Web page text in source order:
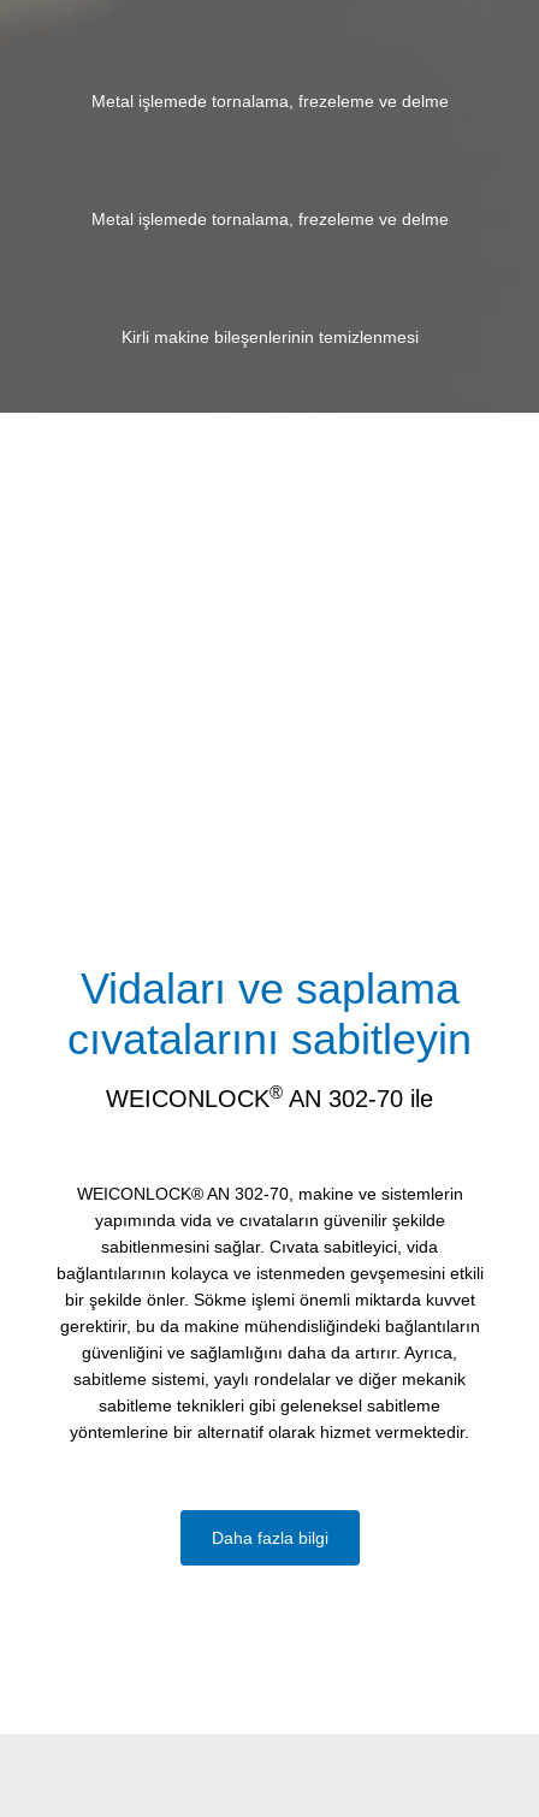
Metal işlemede tornalama, frezeleme ve delme
Metal işlemede tornalama, frezeleme ve delme
Kirli makine bileşenlerinin temizlenmesi
Vidaları ve saplama
cıvatalarını sabitleyin
WEICONLOCK® AN 302-70 ile
WEICONLOCK® AN 302-70, makine ve sistemlerin
yapımında vida ve cıvataların güvenilir şekilde
sabitlenmesini sağlar. Cıvata sabitleyici, vida
bağlantılarının kolayca ve istenmeden gevşemesini etkili
bir şekilde önler. Sökme işlemi önemli miktarda kuvvet
gerektirir, bu da makine mühendisliğindeki bağlantıların
güvenliğini ve sağlamlığını daha da artırır. Ayrıca,
sabitleme sistemi, yaylı rondelalar ve diğer mekanik
sabitleme teknikleri gibi geleneksel sabitleme
yöntemlerine bir alternatif olarak hizmet vermektedir.
Daha fazla bilgi